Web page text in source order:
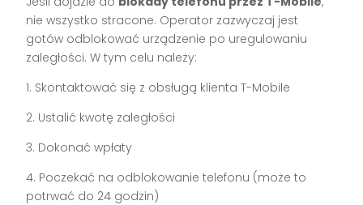
nie wszystko stracone. Operator zazwyczaj jest
gotów odblokować urządzenie po uregulowaniu
zaległości. W tym celu należy:
1. Skontaktować się z obsługą klienta T-Mobile
2. Ustalić kwotę zaległości
3. Dokonać wpłaty
4. Poczekać na odblokowanie telefonu (może to
potrwać do 24 godzin)